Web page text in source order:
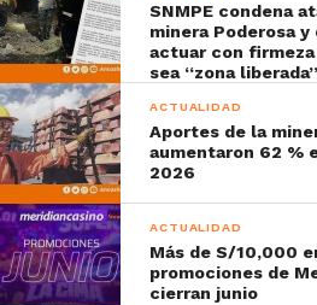
SNMPE condena
minera Poderosa y
actuar con
sea “zona
ACTUALIDAD
Aportes de la
aumentaron 62 %
2026
ACTUALIDAD
Más de S/10,000
promociones de
cierran junio